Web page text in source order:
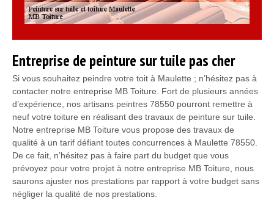
Entreprise de peinture sur tuile pas cher
Si vous souhaitez peindre votre toit à Maulette ; n’hésitez pas à
contacter notre entreprise MB Toiture. Fort de plusieurs années
d’expérience, nos artisans peintres 78550 pourront remettre à
neuf votre toiture en réalisant des travaux de peinture sur tuile.
Notre entreprise MB Toiture vous propose des travaux de
qualité à un tarif défiant toutes concurrences à Maulette 78550.
De ce fait, n’hésitez pas à faire part du budget que vous
prévoyez pour votre projet à notre entreprise MB Toiture, nous
saurons ajuster nos prestations par rapport à votre budget sans
négliger la qualité de nos prestations.